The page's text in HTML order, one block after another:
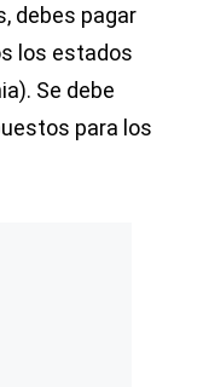
debes pagar
los estados
Se debe
para los